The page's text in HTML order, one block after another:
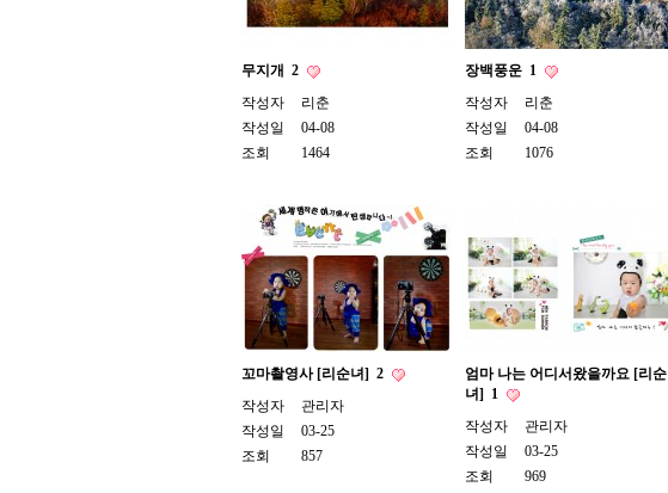
무지개 2
작성자
리춘
작성일
04-08
조회
1464
장백풍운 1
작성자
리춘
작성일
04-08
조회
1076
꼬마촬영사 [리순녀] 2
작성자
관리자
작성일
03-25
조회
857
엄마 나는 어디서왔을까요 [리순
녀]
1
작성자
관리자
작성일
03-25
조회
969